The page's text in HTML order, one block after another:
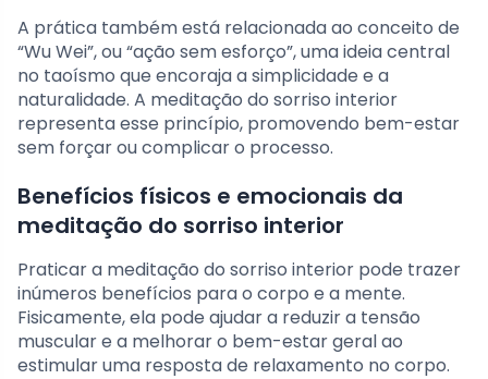
A prática também está relacionada ao conceito de
“Wu Wei”, ou “ação sem esforço”, uma ideia central
no taoísmo que encoraja a simplicidade e a
naturalidade. A meditação do sorriso interior
representa esse princípio, promovendo bem-estar
sem forçar ou complicar o processo.
Benefícios físicos e emocionais da
meditação do sorriso interior
Praticar a meditação do sorriso interior pode trazer
inúmeros benefícios para o corpo e a mente.
Fisicamente, ela pode ajudar a reduzir a tensão
muscular e a melhorar o bem-estar geral ao
estimular uma resposta de relaxamento no corpo.